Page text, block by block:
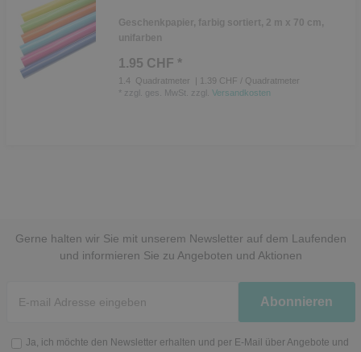
Geschenkpapier, farbig sortiert, 2 m x 70 cm,
unifarben
1.95 CHF *
1.4 Quadratmeter
| 1.39 CHF / Quadratmeter
zzgl. ges. MwSt. zzgl. Versandkosten
Gerne halten wir Sie mit unserem Newsletter auf dem Laufenden
und informieren Sie zu Angeboten und Aktionen
Honig
Abonnieren
Ja, ich möchte den Newsletter erhalten und per E-Mail über Angebote und